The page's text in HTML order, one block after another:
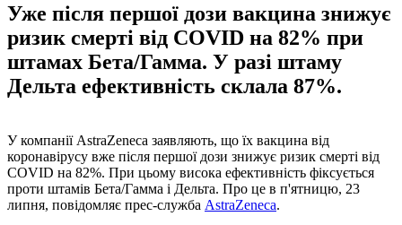
Уже після першої дози вакцина знижує
ризик смерті від COVID на 82% при
штамах Бета/Гамма. У разі штаму
Дельта ефективність склала 87%.
У компанії AstraZeneca заявляють, що їх вакцина від
коронавірусу вже після першої дози знижує ризик смерті від
COVID на 82%. При цьому висока ефективність фіксується
проти штамів Бета/Гамма і Дельта. Про це в п'ятницю, 23
липня, повідомляє прес-служба AstraZeneca.